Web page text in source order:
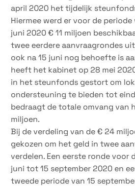
april 2020 het tijdelijk
Hiermee werd er voor de
juni 2020 € 11 miljoen
twee eerdere aanvraagrondes
ook na 15 juni nog behoefte is
heeft het kabinet op 28 mei
in het steunfonds gestort om
ondersteuning te bieden tot
bedraagt de totale omvang van
miljoen.
Bij de verdeling van de € 24
gekozen om het geld in twee
verdelen. Een eerste ronde voor
juni tot 15 september 2020 en
tweede periode van 15